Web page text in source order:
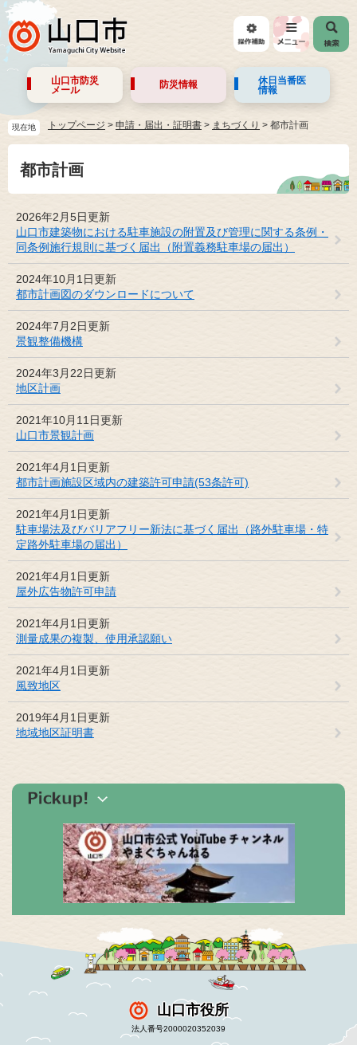
山口市防災
メール
防災情報
休日当番医
情報
現在地 トップページ > 申請・届出・証明書 > まちづくり > 都市計画
都市計画
2026年2月5日更新
山口市建築物における駐車施設の附置及び管理に関する条例・
同条例施行規則に基づく届出（附置義務駐車場の届出）
2024年10月1日更新
都市計画図のダウンロードについて
2024年7月2日更新
景観整備機構
2024年3月22日更新
地区計画
2021年10月11日更新
山口市景観計画
2021年4月1日更新
都市計画施設区域内の建築許可申請(53条許可)
2021年4月1日更新
駐車場法及びバリアフリー新法に基づく届出（路外駐車場・特
定路外駐車場の届出）
2021年4月1日更新
屋外広告物許可申請
2021年4月1日更新
測量成果の複製、使用承認願い
2021年4月1日更新
風致地区
2019年4月1日更新
地域地区証明書
山口市役所
法人番号2000020352039